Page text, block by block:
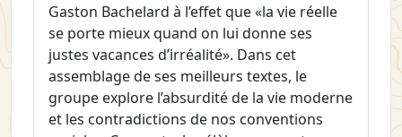
Gaston Bachelard à l’effet que «la vie réelle
se porte mieux quand on lui donne ses
justes vacances d’irréalité». Dans cet
assemblage de ses meilleurs textes, le
groupe explore l’absurdité de la vie moderne
et les contradictions de nos conventions